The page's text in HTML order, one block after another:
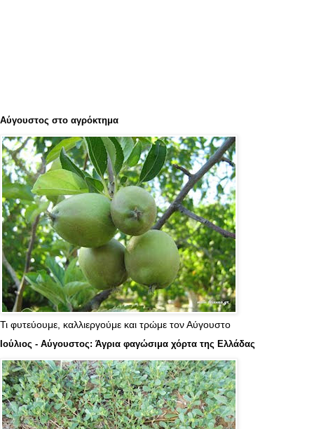
Αύγουστος στο αγρόκτημα
Τι φυτεύουμε, καλλιεργούμε και τρώμε τον Αύγουστο
Ιούλιος - Αύγουστος: Άγρια φαγώσιμα χόρτα της Ελλάδας